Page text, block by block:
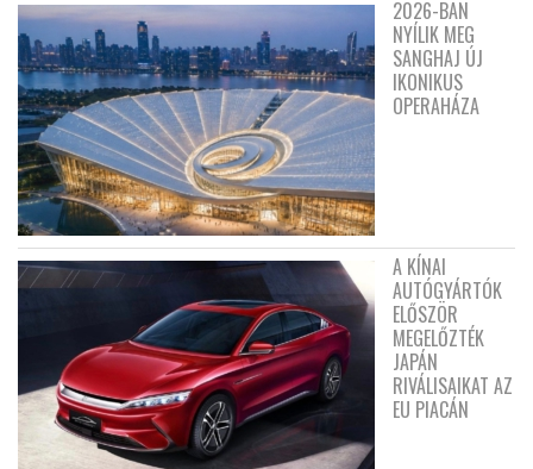
2026-BAN
NYÍLIK MEG
SANGHAJ ÚJ
IKONIKUS
OPERAHÁZA
A KÍNAI
AUTÓGYÁRTÓK
ELŐSZÖR
MEGELŐZTÉK
JAPÁN
RIVÁLISAIKAT AZ
EU PIACÁN